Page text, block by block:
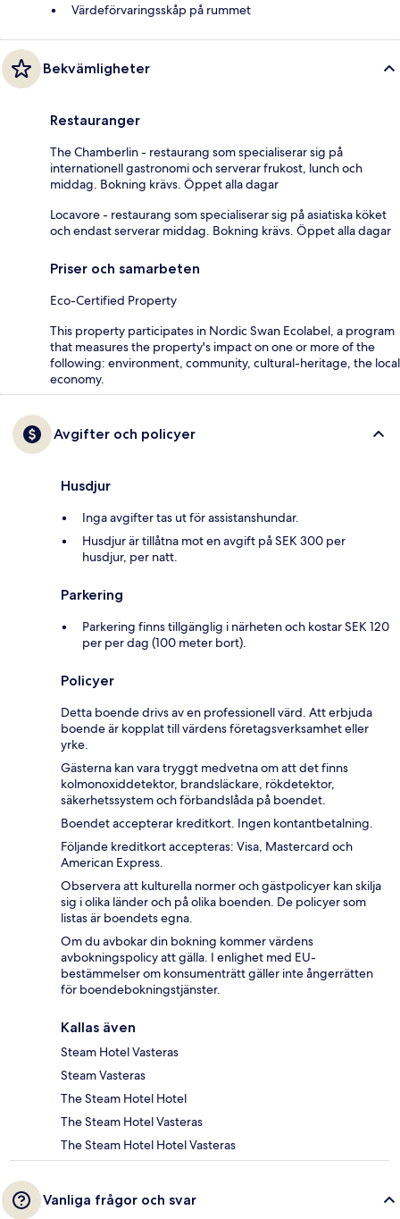
Värdeförvaringsskåp på rummet
Bekvämligheter
Restauranger
The Chamberlin - restaurang som specialiserar sig på
internationell gastronomi och serverar frukost, lunch och
middag. Bokning krävs. Öppet alla dagar
Locavore - restaurang som specialiserar sig på asiatiska köket
och endast serverar middag. Bokning krävs. Öppet alla dagar
Priser och samarbeten
Eco-Certified Property
This property participates in Nordic Swan Ecolabel, a program
that measures the property's impact on one or more of the
following: environment, community, cultural-heritage, the local
economy.
Avgifter och policyer
Husdjur
Inga avgifter tas ut för assistanshundar.
Husdjur är tillåtna mot en avgift på SEK 300 per
husdjur, per natt.
Parkering
Parkering finns tillgänglig i närheten och kostar SEK 120
per per dag (100 meter bort).
Policyer
Detta boende drivs av en professionell värd. Att erbjuda
boende är kopplat till värdens företagsverksamhet eller
yrke.
Gästerna kan vara tryggt medvetna om att det finns
kolmonoxiddetektor, brandsläckare, rökdetektor,
säkerhetssystem och förbandslåda på boendet.
Boendet accepterar kreditkort. Ingen kontantbetalning.
Följande kreditkort accepteras: Visa, Mastercard och
American Express.
Observera att kulturella normer och gästpolicyer kan skilja
sig i olika länder och på olika boenden. De policyer som
listas är boendets egna.
Om du avbokar din bokning kommer värdens
avbokningspolicy att gälla. I enlighet med EU-
bestämmelser om konsumenträtt gäller inte ångerrätten
för boendebokningstjänster.
Kallas även
Steam Hotel Vasteras
Steam Vasteras
The Steam Hotel Hotel
The Steam Hotel Vasteras
The Steam Hotel Hotel Vasteras
Vanliga frågor och svar